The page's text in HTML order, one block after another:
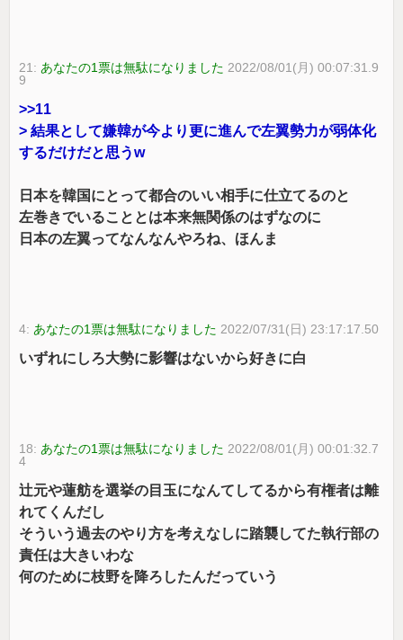
21: あなたの1票は無駄になりました 2022/08/01(月) 00:07:31.9
9
>>11
> 結果として嫌韓が今より更に進んで左翼勢力が弱体化
するだけだと思うw
日本を韓国にとって都合のいい相手に仕立てるのと
左巻きでいることとは本来無関係のはずなのに
日本の左翼ってなんなんやろね、ほんま
4: あなたの1票は無駄になりました 2022/07/31(日) 23:17:17.50
いずれにしろ大勢に影響はないから好きに白
18: あなたの1票は無駄になりました 2022/08/01(月) 00:01:32.7
4
辻元や蓮舫を選挙の目玉になんてしてるから有権者は離
れてくんだし
そういう過去のやり方を考えなしに踏襲してた執行部の
責任は大きいわな
何のために枝野を降ろしたんだっていう